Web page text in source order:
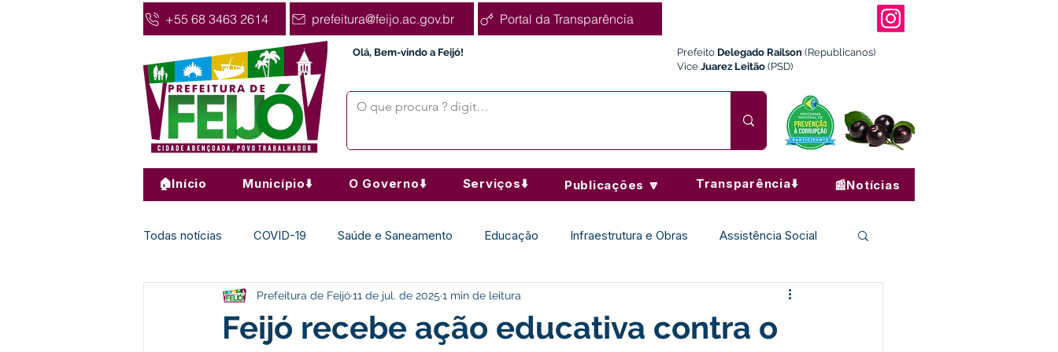
+55 68 3463 2614 prefeitura@feijo.ac.gov.br Portal da Transparência
Olá, Bem-vindo a Feijó! Prefeito Delegado Railson (Republicanos)
Vice Juarez Leitão (PSD)
🏠Início Município⬇️ O Governo⬇️ Serviços⬇️ Publicações 🔽 Transparência⬇️ 📰Notícias
Todas notícias COVID-19 Saúde e Saneamento Educação Infraestrutura e Obras Assistência Social
Agricultura Nota de Pesar Desporto Cultura e Lazer Institucional e Governo
Feijó recebe ação educativa contra o
Prefeitura de Feijó11 de jul. de 2025 1 min de leitura